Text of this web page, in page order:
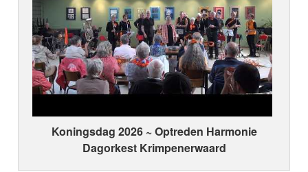
Koningsdag 2026 ~ Optreden Harmonie
Dagorkest Krimpenerwaard